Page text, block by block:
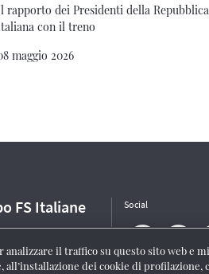
rapporto dei Presidenti della Repubblica
con il treno
maggio 2026
FS Italiane Social
il traffico su questo sito web e
dei cookie di profilazione,